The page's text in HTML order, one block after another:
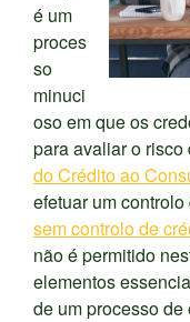
é um
proces
so
minuci
oso em que os
para avaliar o
do Crédito ao
efetuar um
sem controlo de
não é permitido
elementos
de um processo